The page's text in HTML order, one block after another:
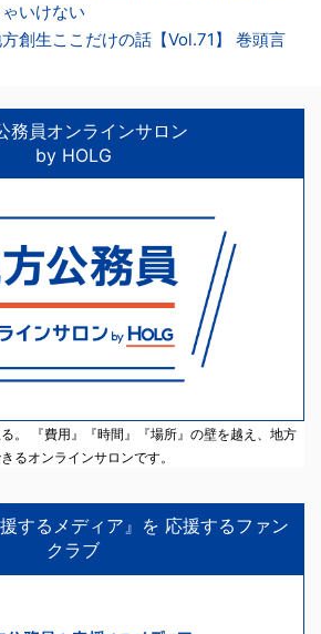
いけない
創生ここだけの話【Vol.71】 巻頭言
務員オンラインサロン
by HOLG
。 『費用』『時間』『場所』の壁を越え、地方
るオンラインサロンです。
するメディア』を 応援するファン
クラブ